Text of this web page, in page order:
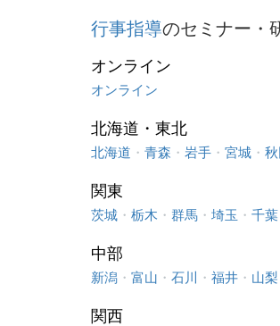
行事指導のセミナー・
オンライン
オンライン
北海道・東北
北海道 ・ 青森 ・ 岩手 ・ 宮城 ・ 秋
関東
茨城 ・ 栃木 ・ 群馬 ・ 埼玉 ・ 千葉
中部
新潟 ・ 富山 ・ 石川 ・ 福井 ・ 山梨
関西